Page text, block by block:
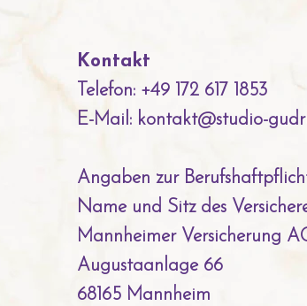
Kontakt
Telefon: +49 172 617 1853
E-Mail: kontakt@studio-
Angaben zur
Name und Sitz des
Mannheimer Versicherung
Augustaanlage 66
68165 Mannheim